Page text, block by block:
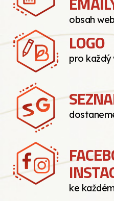
obsah
LOGO
pro každý
ke